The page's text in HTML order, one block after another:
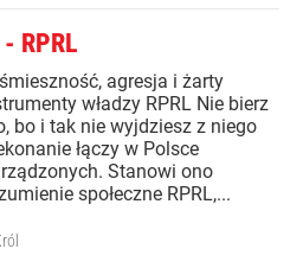
RPRL
agresja i żarty
władzy RPRL Nie bierz
bo i tak nie wyjdziesz z niego
łączy w Polsce
Stanowi ono
społeczne RPRL,...